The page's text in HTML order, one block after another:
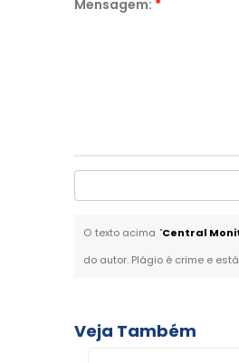
Mensagem: *
O texto acima "Central
do autor. Plágio é crime e
Veja Também